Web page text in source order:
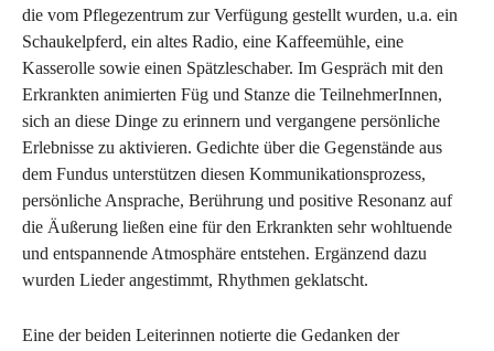
die vom Pflegezentrum zur Verfügung gestellt wurden, u.a. ein
Schaukelpferd, ein altes Radio, eine Kaffeemühle, eine
Kasserolle sowie einen Spätzleschaber. Im Gespräch mit den
Erkrankten animierten Füg und Stanze die TeilnehmerInnen,
sich an diese Dinge zu erinnern und vergangene persönliche
Erlebnisse zu aktivieren. Gedichte über die Gegenstände aus
dem Fundus unterstützen diesen Kommunikationsprozess,
persönliche Ansprache, Berührung und positive Resonanz auf
die Äußerung ließen eine für den Erkrankten sehr wohltuende
und entspannende Atmosphäre entstehen. Ergänzend dazu
wurden Lieder angestimmt, Rhythmen geklatscht.
Eine der beiden Leiterinnen notierte die Gedanken der